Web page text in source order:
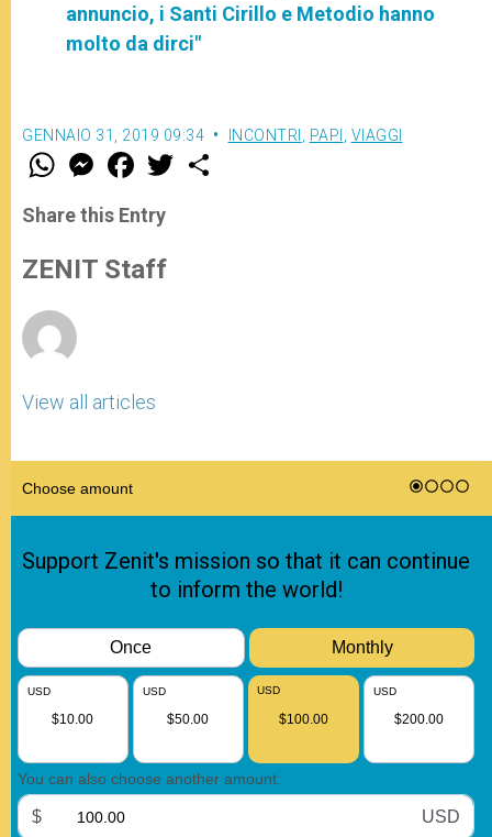
annuncio, i Santi Cirillo e Metodio hanno
molto da dirci"
GENNAIO 31, 2019 09:34 INCONTRI PAPI VIAGGI
W
t
s
p
p
M
e
s
e
g
e
F
a
e
b
o
k
w
Share this Entry
ZENIT Staff
View all articles